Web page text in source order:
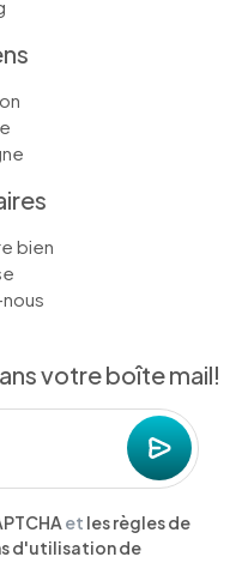
bien
votre boîte mail!
et les règles de
d'utilisation de